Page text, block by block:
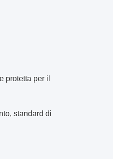
protetta per il
standard di